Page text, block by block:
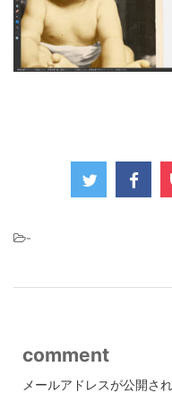
-
comment
メールアドレスが公開さ